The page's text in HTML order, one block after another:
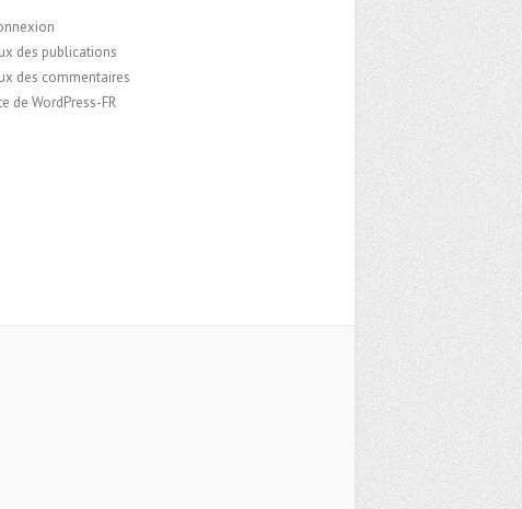
des publications
des commentaires
de WordPress-FR